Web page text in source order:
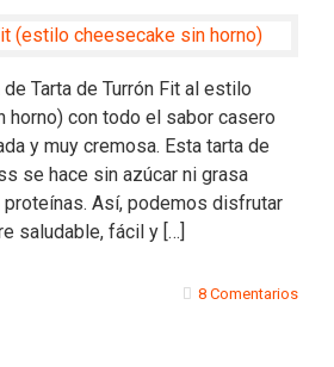
Tarta de Turrón Fit al estilo
horno) con todo el sabor casero
y muy cremosa. Esta tarta de
se hace sin azúcar ni grasa
proteínas. Así, podemos disfrutar
saludable, fácil y […]
8 Comentarios